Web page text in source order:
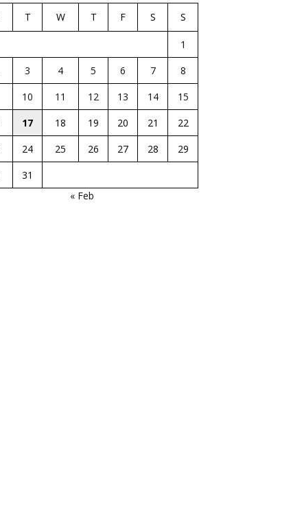
T W T F S S
1
3 4 5 6 7
8
10 11 12 13 14
15
17 18 19 20 21
22
24 25 26 27 28
29
31
« Feb